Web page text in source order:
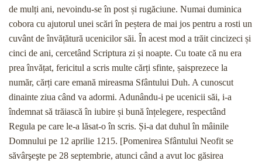
de mulți ani, nevoindu-se în post și rugăciune. Numai duminica
cobora cu ajutorul unei scări în peștera de mai jos pentru a rosti un
cuvânt de învățătură ucenicilor săi. În acest mod a trăit cincizeci și
cinci de ani, cercetând Scriptura zi și noapte. Cu toate că nu era
prea învățat, fericitul a scris multe cărți sfinte, șaisprezece la
număr, cărți care emană mireasma Sfântului Duh. A cunoscut
dinainte ziua când va adormi. Adunându-i pe ucenicii săi, i-a
îndemnat să trăiască în iubire și bună înțelegere, respectând
Regula pe care le-a lăsat-o în scris. Și-a dat duhul în mâinile
Domnului pe 12 aprilie 1215. [Pomenirea Sfântului Neofit se
săvârşeşte pe 28 septembrie, atunci când a avut loc găsirea